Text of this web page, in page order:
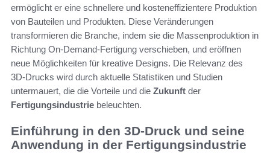
ermöglicht er eine schnellere und kosteneffizientere Produktion
von Bauteilen und Produkten. Diese Veränderungen
transformieren die Branche, indem sie die Massenproduktion in
Richtung On-Demand-Fertigung verschieben, und eröffnen
neue Möglichkeiten für kreative Designs. Die Relevanz des
3D-Drucks wird durch aktuelle Statistiken und Studien
untermauert, die die Vorteile und die Zukunft der
Fertigungsindustrie beleuchten.
Einführung in den 3D-Druck und seine
Anwendung in der Fertigungsindustrie